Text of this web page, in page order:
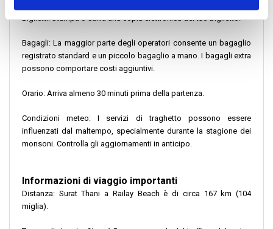
Biglietti: Stampa o salva una copia elettronica del tuo biglietto.
Bagagli: La maggior parte degli operatori consente un bagaglio
registrato standard e un piccolo bagaglio a mano. I bagagli extra
possono comportare costi aggiuntivi.
Orario: Arriva almeno 30 minuti prima della partenza.
Condizioni meteo: I servizi di traghetto possono essere
influenzati dal maltempo, specialmente durante la stagione dei
monsoni. Controlla gli aggiornamenti in anticipo.
Informazioni di viaggio importanti
Distanza: Surat Thani a Railay Beach è di circa 167 km (104
miglia).